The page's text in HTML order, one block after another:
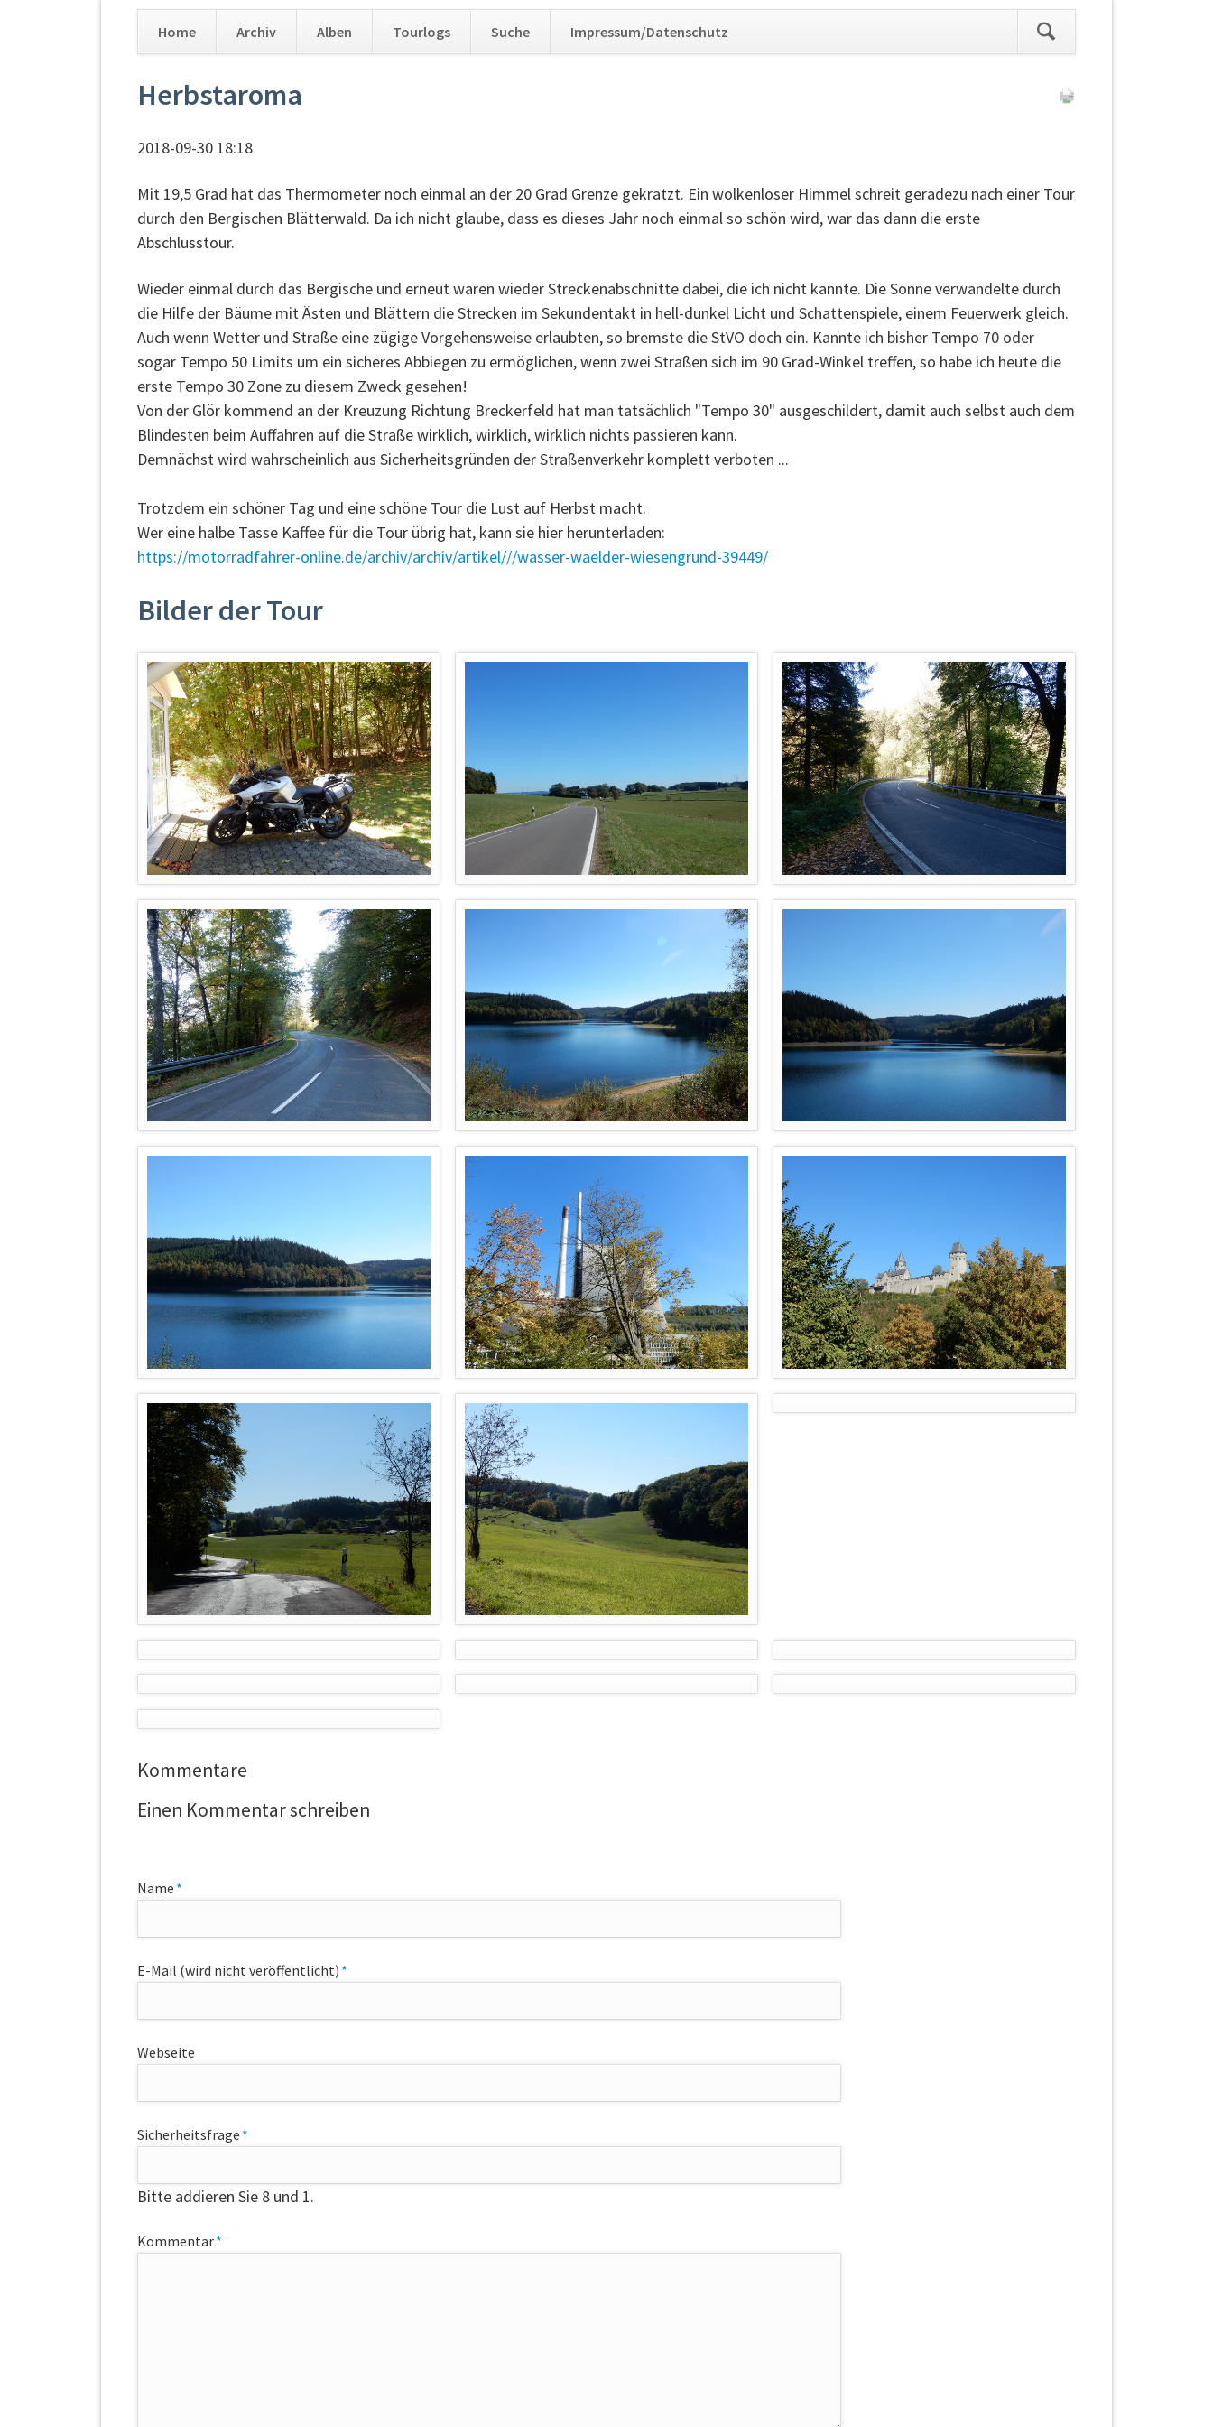
überspringen
Home Archiv Alben Tourlogs Suche Impressum/Datenschutz
überspringen
Herbstaroma
2018-09-30 18:18
Mit 19,5 Grad hat das Thermometer noch einmal an der 20 Grad Grenze gekratzt. Ein wolkenloser Himmel schreit geradezu nach einer Tour
durch den Bergischen Blätterwald. Da ich nicht glaube, dass es dieses Jahr noch einmal so schön wird, war das dann die erste
Abschlusstour.
Wieder einmal durch das Bergische und erneut waren wieder Streckenabschnitte dabei, die ich nicht kannte. Die Sonne verwandelte durch
die Hilfe der Bäume mit Ästen und Blättern die Strecken im Sekundentakt in hell-dunkel Licht und Schattenspiele, einem Feuerwerk gleich.
Auch wenn Wetter und Straße eine zügige Vorgehensweise erlaubten, so bremste die StVO doch ein. Kannte ich bisher Tempo 70 oder
sogar Tempo 50 Limits um ein sicheres Abbiegen zu ermöglichen, wenn zwei Straßen sich im 90 Grad-Winkel treffen, so habe ich heute die
erste Tempo 30 Zone zu diesem Zweck gesehen!
Von der Glör kommend an der Kreuzung Richtung Breckerfeld hat man tatsächlich "Tempo 30" ausgeschildert, damit auch selbst auch dem
Blindesten beim Auffahren auf die Straße wirklich, wirklich, wirklich nichts passieren kann.
Demnächst wird wahrscheinlich aus Sicherheitsgründen der Straßenverkehr komplett verboten ...
Trotzdem ein schöner Tag und eine schöne Tour die Lust auf Herbst macht.
Wer eine halbe Tasse Kaffee für die Tour übrig hat, kann sie hier herunterladen:
https://motorradfahrer-online.de/archiv/archiv/artikel///wasser-waelder-wiesengrund-39449/
Bilder der Tour
Kommentare
Einen Kommentar schreiben
Pflichtfeld
Name *
Pflichtfeld
E-Mail (wird nicht veröffentlicht) *
Webseite
Pflichtfeld
Sicherheitsfrage *
Bitte addieren Sie 8 und 1.
Pflichtfeld
Kommentar*